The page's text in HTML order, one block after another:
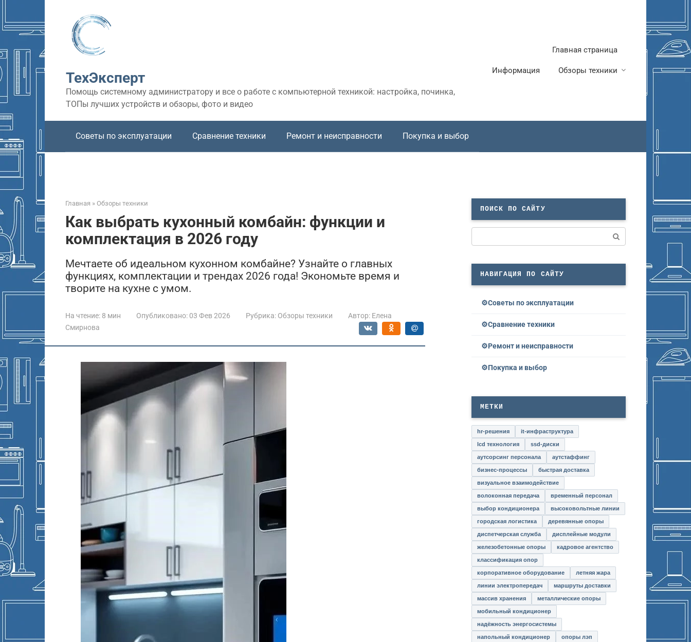
контенту
ТехЭксперт
Помощь системному администратору и все о работе с компьютерной техникой: настройка, починка,
ТОПы лучших устройств и обзоры, фото и видео
Главная страница
Информация Обзоры техники
Советы по эксплуатации Сравнение техники Ремонт и неисправности Покупка и выбор
Главная » Обзоры техники
Как выбрать кухонный комбайн: функции и
комплектация в 2026 году
Мечтаете об идеальном кухонном комбайне? Узнайте о главных
функциях, комплектации и трендах 2026 года! Экономьте время и
творите на кухне с умом.
На чтение: 8 мин Опубликовано: 03 Фев 2026 Рубрика: Обзоры техники Автор: Елена
Смирнова
ПОИСК ПО САЙТУ
НАВИГАЦИЯ ПО САЙТУ
Советы по эксплуатации
Сравнение техники
Ремонт и неисправности
Покупка и выбор
МЕТКИ
hr-решения it-инфраструктура
lcd технология ssd-диски
аутсорсинг персонала аутстаффинг
бизнес-процессы быстрая доставка
визуальное взаимодействие
волоконная передача временный персонал
выбор кондиционера высоковольтные линии
городская логистика деревянные опоры
диспетчерская служба дисплейные модули
железобетонные опоры кадровое агентство
классификация опор
корпоративное оборудование летняя жара
линии электропередач маршруты доставки
массив хранения металлические опоры
мобильный кондиционер
надёжность энергосистемы
напольный кондиционер опоры лэп